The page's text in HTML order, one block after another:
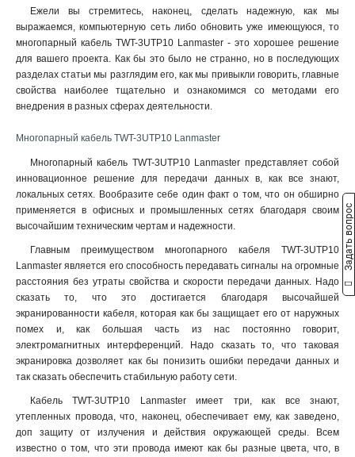
TWT-EARTH-W60-100 1
NM-FTP5E25PR-CU-GY 1
NM-FTP5E25PR-CU-OUT 1
NM-UTP5E50PR-CU-GY 1
NM-FTP5E50PR-CU-OUT
NM-FTP5E50PR-CU-GY
Ежели вы стремитесь, наконец, сделать надежную, как мы
выражаемся, компьютерную сеть либо обновить уже имеющуюся, то
многопарный кабель TWT-3UTP10 Lanmaster - это хорошее решение
для вашего проекта. Как бы это было не странно, но в последующих
разделах статьи мы разглядим его, как мы привыкли говорить, главные
свойства наиболее тщательно и ознакомимся со методами его
внедрения в разных сферах деятельности.
Многопарный кабель TWT-3UTP10 Lanmaster
Многопарный кабель TWT-3UTP10 Lanmaster представляет собой
инновационное решение для передачи данных в, как все знают,
локальных сетях. Вообразите себе один факт о том, что он обширно
применяется в офисных и промышленных сетях благодаря своим
высочайшим техническим чертам и надежности.
Главным преимуществом многопарного кабеля TWT-3UTP10
Lanmaster является его способность передавать сигналы на огромные
расстояния без утраты свойства и скорости передачи данных. Надо
сказать то, что это достигается благодаря высочайшей
экранированности кабеля, которая как бы защищает его от наружных
помех и, как большая часть из нас постоянно говорит,
электромагнитных интерференций. Надо сказать то, что таковая
экранировка дозволяет как бы понизить ошибки передачи данных и
так сказать обеспечить стабильную работу сети.
Кабель TWT-3UTP10 Lanmaster имеет три, как все знают,
утепленных провода, что, наконец, обеспечивает ему, как заведено,
доп защиту от излучения и действия окружающей среды. Всем
известно о том, что эти провода имеют как бы разные цвета, что, в
Задать вопрос